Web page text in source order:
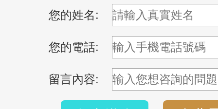
您的姓名:
您的電話:
留言內容: